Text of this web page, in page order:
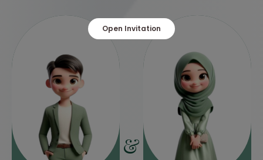
&
Open Invitation